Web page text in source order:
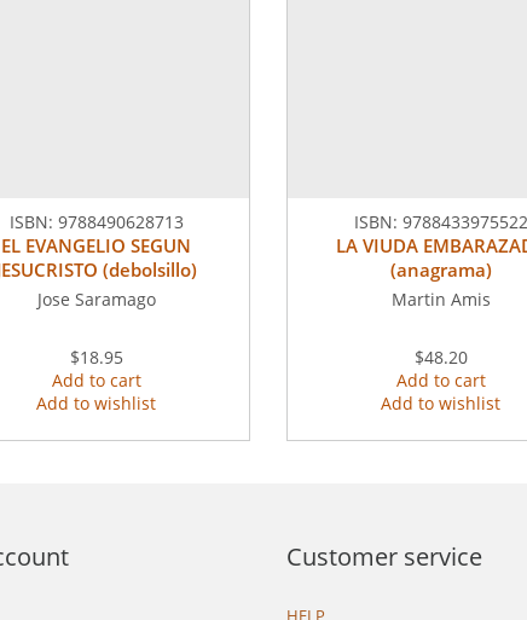
ISBN: 9788490628713
EL EVANGELIO SEGUN
(debolsillo)
Jose Saramago
$18.95
Add to cart
Add to wishlist
ISBN: 9788433975522
LA VIUDA
(anagrama)
Martin Amis
$48.20
Add to cart
Add to wishlist
Customer service
HELP